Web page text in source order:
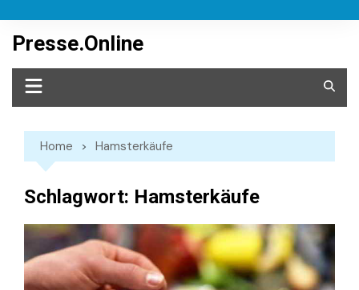
content
Presse.Online
Home Hamsterkäufe
Schlagwort: Hamsterkäufe